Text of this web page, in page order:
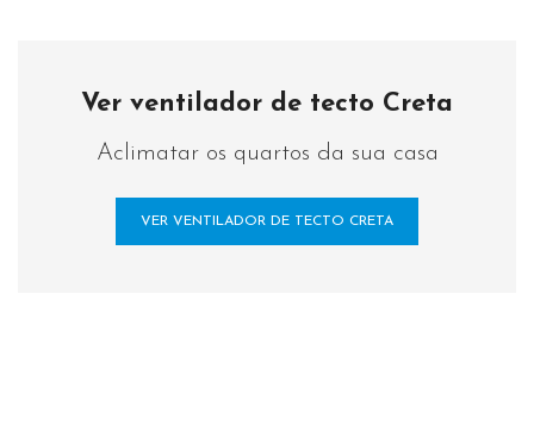
Ver ventilador de tecto Creta
Aclimatar os quartos da sua casa
VER VENTILADOR DE TECTO CRETA